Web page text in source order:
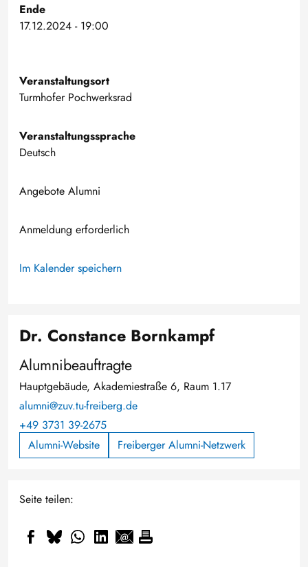
Ende
17.12.2024 - 19:00
Veranstaltungsort
Turmhofer Pochwerksrad
Veranstaltungssprache
Deutsch
Angebote Alumni
Anmeldung erforderlich
Im Kalender speichern
Dr. Constance Bornkampf
Alumnibeauftragte
Hauptgebäude, Akademiestraße 6, Raum 1.17
alumni@zuv.tu-freiberg.de
+49 3731 39-2675
Alumni-Website
Freiberger Alumni-Netzwerk
Seite teilen: